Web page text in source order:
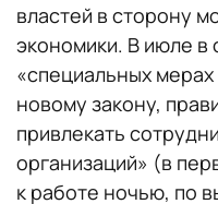
властей в сторону
экономики. В июле в
«специальных
новому закону,
привлекать
организаций» (в
к работе ночью, по